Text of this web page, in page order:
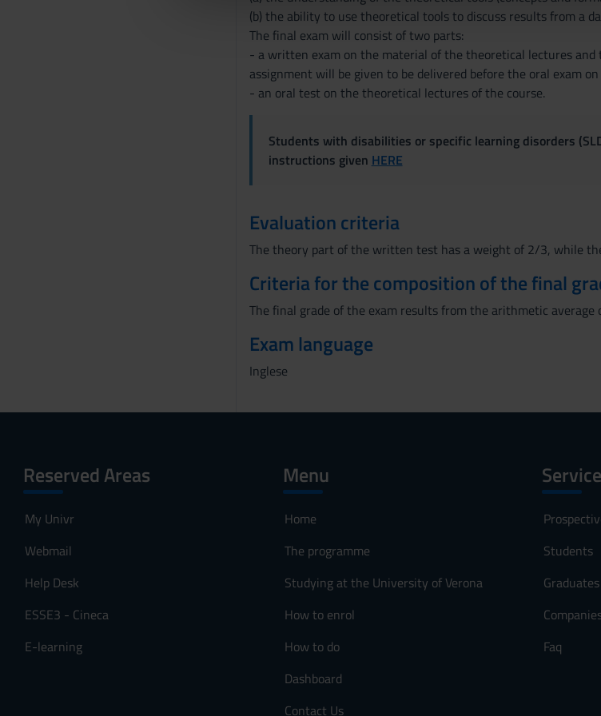
che hanno raccolto dal tuo utilizzo dei loro servizi.
(b) the ability to use theoretical tools to discuss results from a
The final exam will consist of two parts:
- a written exam on the material of the theoretical lectures and
assignment will be given to be delivered before the oral exam
- an oral test on the theoretical lectures of the course.
Students with disabilities or specific learning disorders
instructions given HERE
Evaluation criteria
The theory part of the written test has a weight of 2/3, while
Criteria for the composition of the final
The final grade of the exam results from the arithmetic
Exam language
Inglese
Reserved Areas
My Univr
Webmail
Help Desk
ESSE3 - Cineca
E-learning
Menu
Home
The programme
Studying at the University of Verona
How to enrol
How to do
Dashboard
Contact Us
Students
Graduates
Faq